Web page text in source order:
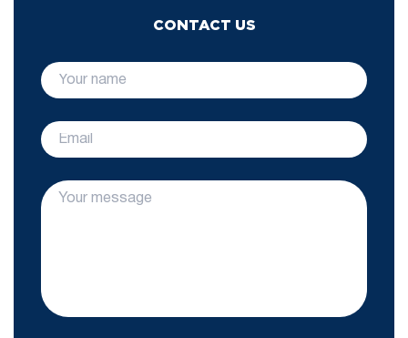
CONTACT US